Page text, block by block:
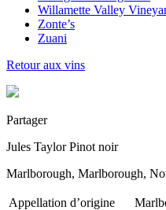
Willamette Valley
Zonte’s
Zuani
Retour aux vins
Partager
Jules Taylor Pinot noir
Marlborough, Marlborough,
Appellation d’origine